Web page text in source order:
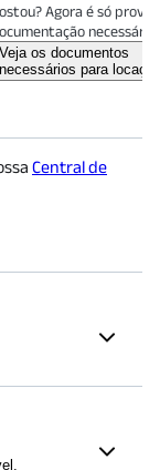
Agora é só
necessária.
Veja os documentos
necessários para
Central de